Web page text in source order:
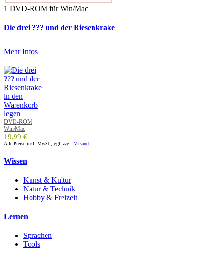
1 DVD-ROM für Win/Mac
Die drei ??? und der Riesenkrake
Mehr Infos
DVD-ROM
Win/Mac
19,99 €
Alle Preise inkl. MwSt., ggf. zzgl. Versand
Wissen
Kunst & Kultur
Natur & Technik
Hobby & Freizeit
Lernen
Sprachen
Tools